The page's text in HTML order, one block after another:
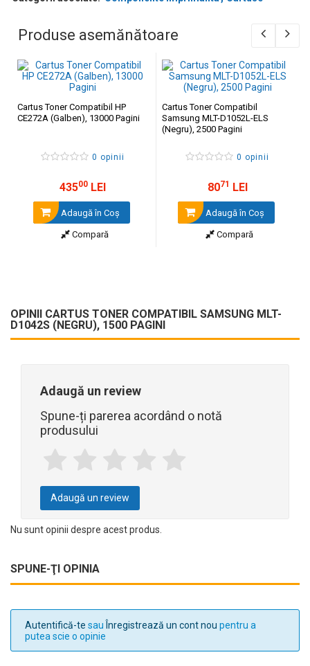
Produse asemănătoare
Cartus Toner Compatibil HP
CE272A (Galben), 13000 Pagini
0 opinii
43500 LEI
Adaugă în Coş
Compară
Cartus Toner Compatibil
Samsung MLT-D1052L-ELS
(Negru), 2500 Pagini
0 opinii
8071 LEI
Adaugă în Coş
Compară
OPINII CARTUS TONER COMPATIBIL SAMSUNG MLT-
D1042S (NEGRU), 1500 PAGINI
Adaugă un review
Spune-ți parerea acordând o notă
produsului
Adaugă un review
Nu sunt opinii despre acest produs.
SPUNE-ŢI OPINIA
Autentifică-te sauÎnregistrează un cont nou pentru a
putea scie o opinie